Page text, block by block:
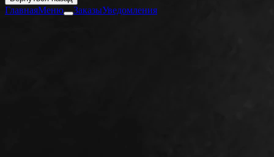
ГлавнаяМеню ЗаказыУведомления